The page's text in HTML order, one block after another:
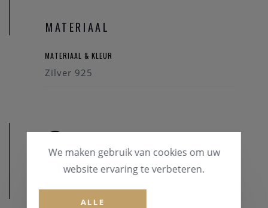
MATERIAAL
MATERIAAL & KLEUR
Zilver 925
AFMETINGEN
We maken gebruik van cookies om uw
website ervaring te verbeteren.
ALLE